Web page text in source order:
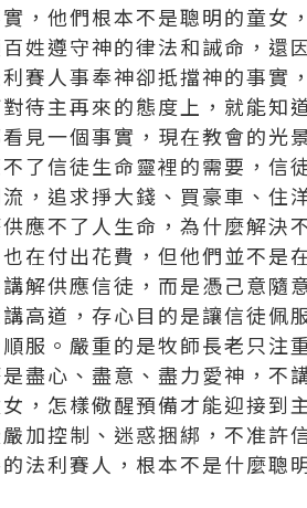
，他們根本不是聰明的童女
姓遵守神的律法和誡命，還
賽人事奉神卻抵擋神的事實
待主再來的態度上，就能知
看見一個事實，現在教會的
了信徒生命靈裡的需要，信
，追求掙大錢、買豪車、住
應不了人生命，為什麼解決
在付出花費，但他們並不是
解供應信徒，而是憑己意隨
高道，存心目的是讓信徒佩
服。嚴重的是牧師長老只注
盡心、盡意、盡力愛神，不
，怎樣儆醒預備才能迎接到
加控制、迷惑捆綁，不准許
法利賽人，根本不是什麼聰